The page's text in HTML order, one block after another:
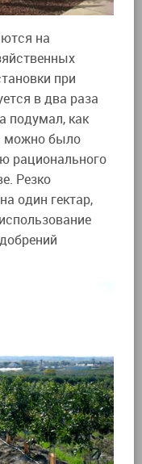
на
при
в два раза
подумал, как
можно было
рационального
Резко
один гектар,